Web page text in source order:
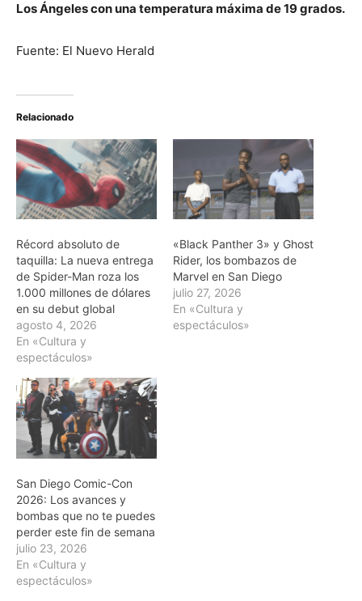
Los Ángeles con una temperatura máxima de 19 grados.
Fuente: El Nuevo Herald
Relacionado
Récord absoluto de
taquilla: La nueva entrega
de Spider-Man roza los
1.000 millones de dólares
en su debut global
agosto 4, 2026
En «Cultura y
espectáculos»
«Black Panther 3» y Ghost
Rider, los bombazos de
Marvel en San Diego
julio 27, 2026
En «Cultura y
espectáculos»
San Diego Comic-Con
2026: Los avances y
bombas que no te puedes
perder este fin de semana
julio 23, 2026
En «Cultura y
espectáculos»